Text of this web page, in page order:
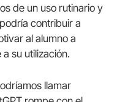
de un uso rutinario y
contribuir a
al alumno a
su utilización.
llamar